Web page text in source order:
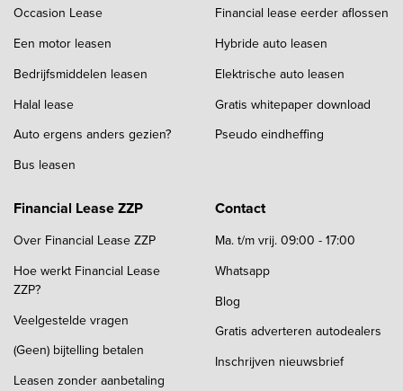
Occasion Lease
Een motor leasen
Bedrijfsmiddelen leasen
Halal lease
Auto ergens anders gezien?
Bus leasen
Financial lease eerder aflossen
Hybride auto leasen
Elektrische auto leasen
Gratis whitepaper download
Pseudo eindheffing
Financial Lease ZZP
Over Financial Lease ZZP
Hoe werkt Financial Lease
ZZP?
Veelgestelde vragen
(Geen) bijtelling betalen
Leasen zonder aanbetaling
Contact
Ma. t/m vrij. 09:00 - 17:00
Whatsapp
Blog
Gratis adverteren autodealers
Inschrijven nieuwsbrief